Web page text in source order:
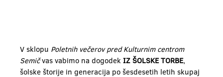
V sklopu Poletnih večerov pred Kulturnim centrom
Semičvas vabimo na dogodekIZ ŠOLSKE TORBE,
šolske štorije in generacija po šesdesetih letih skupaj